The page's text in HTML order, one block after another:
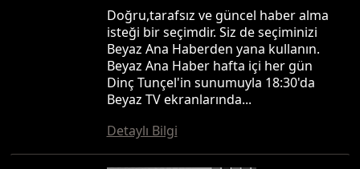
Doğru,tarafsız ve güncel haber alma
isteği bir seçimdir. Siz de seçiminizi
Beyaz Ana Haberden yana kullanın.
Beyaz Ana Haber hafta içi her gün
Dinç Tunçel'in sunumuyla 18:30'da
Beyaz TV ekranlarında...
Detaylı Bilgi